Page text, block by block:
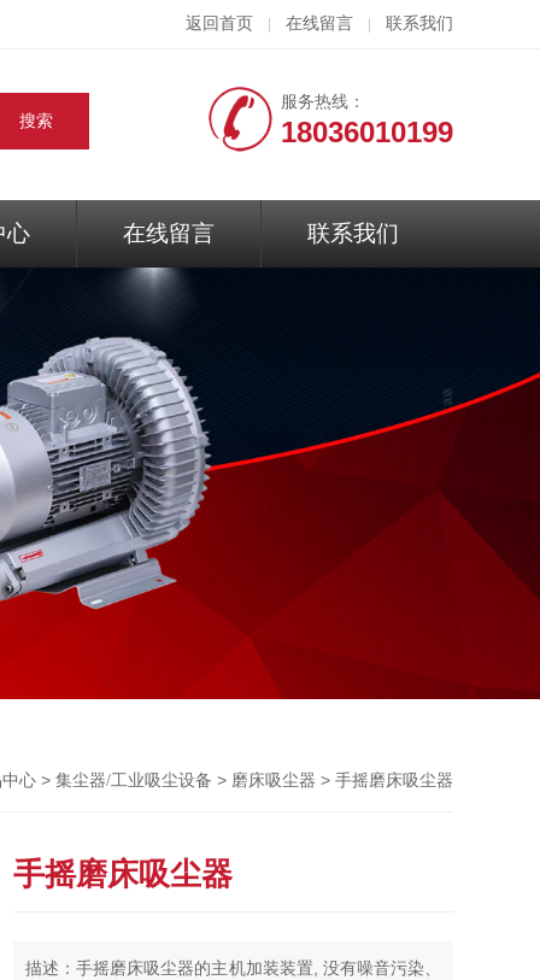
返回首页 在线留言 联系我们
服务热线：
18036010199
心 在线留言 联系我们
Previous
心 > 集尘器/工业吸尘设备 > 磨床吸尘器 > 手摇磨床吸尘器
手摇磨床吸尘器
描述：手摇磨床吸尘器的主机加装装置, 没有噪音污染、